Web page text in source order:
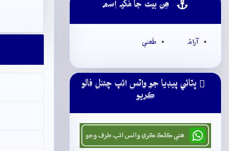
ھِن بيت جا مُکيہ اِسم
آرامُ طَعني
ڀٽائي پيڊيا جو واٽس ائپ چئنل فالو
ڪريو